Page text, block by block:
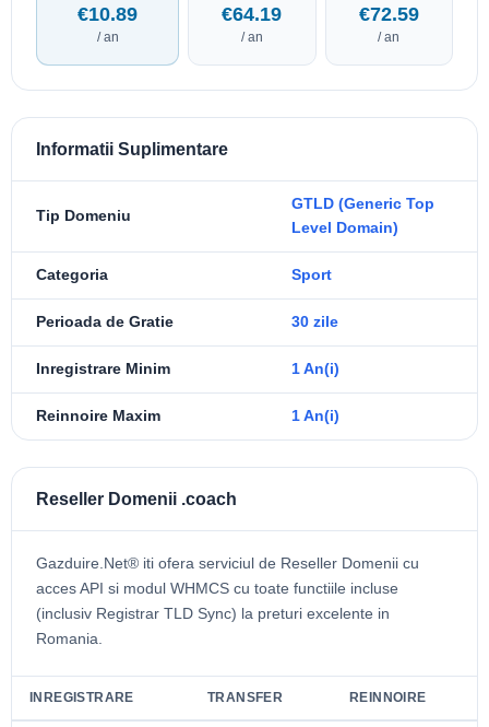
€10.89
/ an
€64.19
/ an
€72.59
/ an
Informatii Suplimentare
Tip Domeniu
GTLD (Generic Top
Level Domain)
Categoria Sport
Perioada de Gratie 30 zile
Inregistrare Minim 1 An(i)
Reinnoire Maxim 1 An(i)
Reseller Domenii .coach
Gazduire.Net® iti ofera serviciul de Reseller Domenii cu
acces API si modul WHMCS cu toate functiile incluse
(inclusiv Registrar TLD Sync) la preturi excelente in
Romania.
INREGISTRARE TRANSFER REINNOIRE